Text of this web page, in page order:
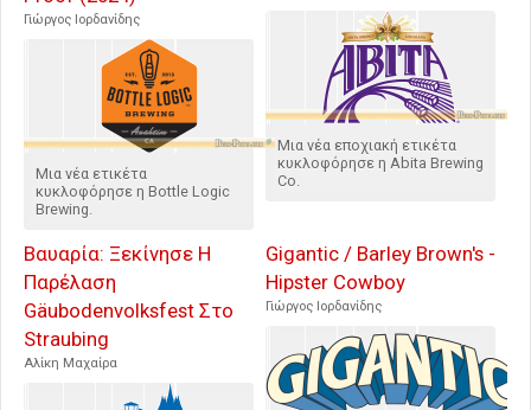
Γιώργος Ιορδανίδης
Μια νέα ετικέτα
κυκλοφόρησε η Bottle Logic
Brewing.
Μια νέα εποχιακή ετικέτα
κυκλοφόρησε η Abita Brewing
Co.
Βαυαρία: Ξεκίνησε Η
Παρέλαση
Gäubodenvolksfest Στο
Straubing
Αλίκη Μαχαίρα
Gigantic / Barley Brown's -
Hipster Cowboy
Γιώργος Ιορδανίδης